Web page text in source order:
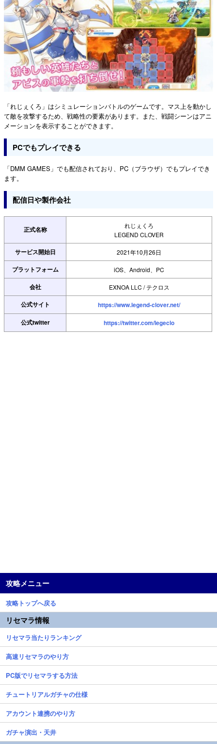
「れじぇくろ」はシミュレーションバトルのゲームです。マス上を動かし
て敵を攻撃するため、戦略性の要素があります。また、戦闘シーンはアニ
メーションを表示することができます。
PCでもプレイできる
「DMM GAMES」でも配信されており、PC（ブラウザ）でもプレイでき
ます。
配信日や製作会社
正式名称
れじぇくろ
LEGEND CLOVER
サービス開始日 2021年10月26日
プラットフォーム iOS、Android、PC
会社 EXNOA LLC / テクロス
公式サイト
https://www.legend-clover.net/
公式twitter
https://twitter.com/legeclo
攻略メニュー
攻略トップへ戻る
リセマラ情報
リセマラ当たりランキング
高速リセマラのやり方
PC版でリセマラする方法
チュートリアルガチャの仕様
アカウント連携のやり方
ガチャ演出・天井